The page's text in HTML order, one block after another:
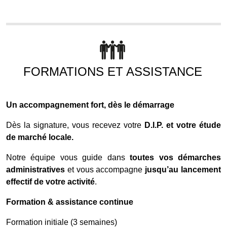
FORMATIONS ET ASSISTANCE
Un accompagnement fort, dès le démarrage
Dès la signature, vous recevez votre D.I.P. et votre étude
de marché locale.
Notre équipe vous guide danstoutes vos démarches
administratives et vous accompagne jusqu’au lancement
effectif de votre activité.
Formation & assistance continue
Formation initiale (3 semaines)